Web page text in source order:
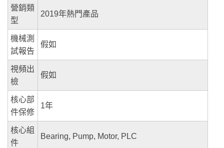
營銷類
型
2019年熱門產品
機械測
試報告
假如
視頻出
檢
假如
核心部
件保修
1年
核心組
件
Bearing, Pump, Motor, PLC